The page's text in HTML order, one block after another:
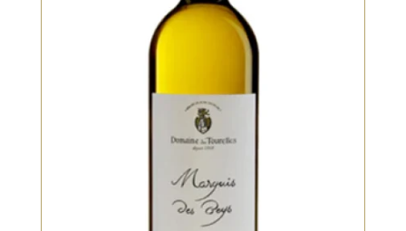
Un grand blanc libanais, ample et
vanille, brioche et noisette. L’élevage
en fût apporte une texture soyeuse
et une belle complexité, tout en
conservant une fraîcheur
remarquable. Un vin gastronomique,
digne des grandes tables